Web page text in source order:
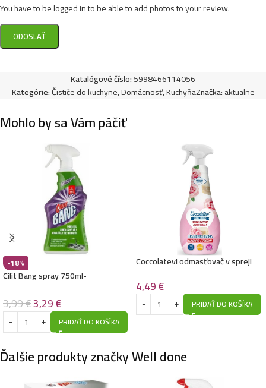
You have to be logged in to be able to add photos to your review.
Katalógové číslo:5998466114056
Kategórie:Čističe do kuchyne,Domácnosť,KuchyňaZnačka:aktualne
Mohlo by sa Vám páčiť
-18%
Cilit Bang spray 750ml-
3,99€3,29€
PRIDAŤ DO KOŠÍKA
Coccolatevi odmasťovač v spreji
4,49€
PRIDAŤ DO KOŠÍKA
Ďalšie produkty značky Well done